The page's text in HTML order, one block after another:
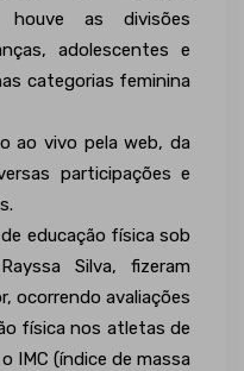
houve as divisões
adolescentes e
categorias feminina
ao vivo pela web, da
participações e
educação física sob
Silva, fizeram
ocorrendo avaliações
física nos atletas de
IMC (índice de massa